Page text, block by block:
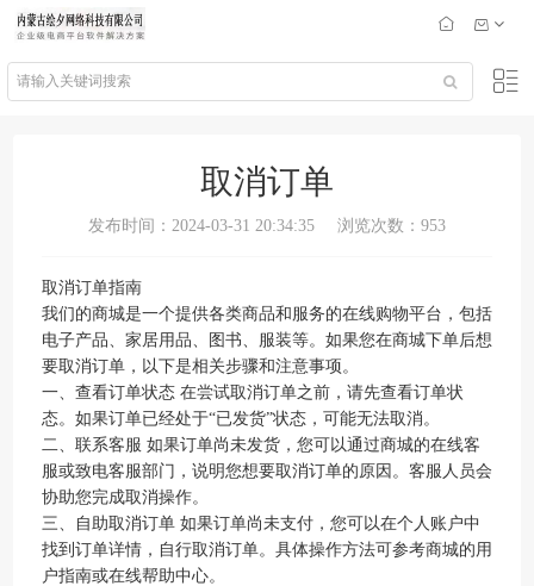
取消订单
发布时间：2024-03-31 20:34:35 浏览次数：953
取消订单指南
我们的商城是一个提供各类商品和服务的在线购物平台，包括
电子产品、家居用品、图书、服装等。如果您在商城下单后想
要取消订单，以下是相关步骤和注意事项。
一、查看订单状态 在尝试取消订单之前，请先查看订单状
态。如果订单已经处于“已发货”状态，可能无法取消。
二、联系客服 如果订单尚未发货，您可以通过商城的在线客
服或致电客服部门，说明您想要取消订单的原因。客服人员会
协助您完成取消操作。
三、自助取消订单 如果订单尚未支付，您可以在个人账户中
找到订单详情，自行取消订单。具体操作方法可参考商城的用
户指南或在线帮助中心。